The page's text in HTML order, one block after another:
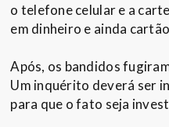
o telefone celular e a
em dinheiro e ainda
Após, os bandidos
Um inquérito deverá ser
para que o fato seja